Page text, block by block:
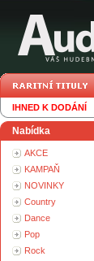
IHNED K DODÁNÍ
Nabídka
AKCE
KAMPAŇ
NOVINKY
Country
Dance
Pop
Rock